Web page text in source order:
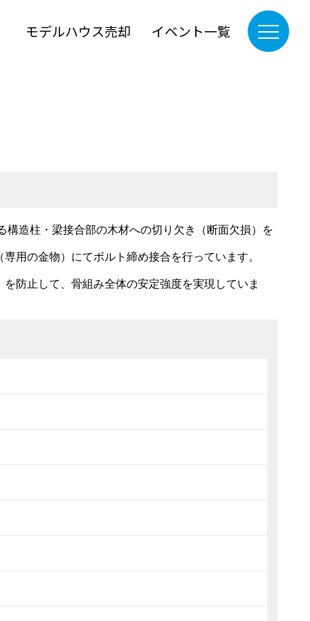
モデルハウス売却 イベント一覧
造柱・梁接合部の木材への切り欠き（断面欠損）を
用の金物）にてボルト締め接合を行っています。
防止して、骨組み全体の安定強度を実現していま